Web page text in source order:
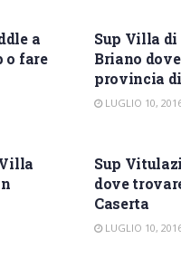
a
o fare
Sup Villa
Briano
provincia
LUGLIO 10,
Sup
dove
Caserta
LUGLIO 10,